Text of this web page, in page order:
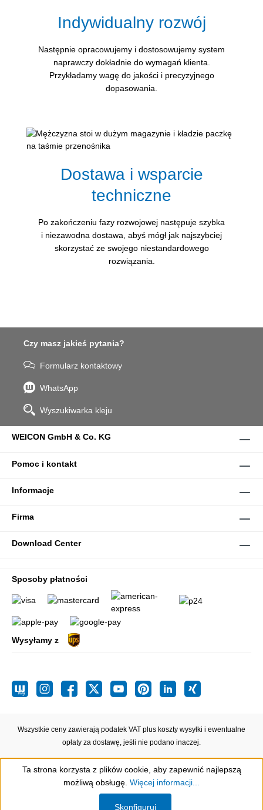
Indywidualny rozwój
Następnie opracowujemy i dostosowujemy system
naprawczy dokładnie do wymagań klienta.
Przykładamy wagę do jakości i precyzyjnego
dopasowania.
Dostawa i wsparcie
techniczne
Po zakończeniu fazy rozwojowej następuje szybka
i niezawodna dostawa, abyś mógł jak najszybciej
skorzystać ze swojego niestandardowego
rozwiązania.
Czy masz jakieś pytania?
Formularz kontaktowy
WhatsApp
Wyszukiwarka kleju
WEICON GmbH & Co. KG
Pomoc i kontakt
Informacje
Firma
Download Center
Sposoby płatności
Wysyłamy z
Wszystkie ceny zawierają podatek VAT plus koszty wysyłki i ewentualne
opłaty za dostawę, jeśli nie podano inaczej.
Ta strona korzysta z plików cookie, aby zapewnić najlepszą
możliwą obsługę. Więcej informacji...
Skonfiguruj